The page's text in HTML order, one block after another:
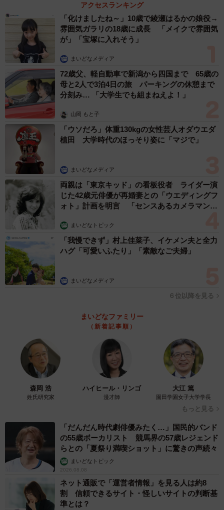
アクセスランキング
「化けましたね～」10歳で綾瀬はるかの娘役→
雰囲気ガラリの18歳に成長 「メイクで雰囲気
が」「宝塚に入れそう」
まいどなメディア
72歳父、軽自動車で新潟から四国まで 65歳の
母と2人で3泊4日の旅 パーキングの休憩まで
分刻み… 「大学生でも組まねえよ！」
山岡 もと子
「ウソだろ」体重130kgの女性芸人オダウエダ
植田 大学時代のほっそり姿に「マジで」
まいどなメディア
両親は「東京キッド」の看板役者 ライダー演
じた42歳元俳優が再婚妻との「ウエディングフ
ォト」計画を明言 「センスあるカメラマン求
まいどなトピック
「我慢できず」村上佳菜子、イケメン夫と全力
ハグ「可愛いふたり」「素敵なご夫婦」
まいどなメディア
６位以降を見る
まいどなファミリー
（新着記事順）
森岡 浩
姓氏研究家
ハイヒール・リンゴ
漫才師
大江 篤
園田学園女子大学学長
もっと見る
「だんだん時代劇俳優みたく…」国民的バンド
の55歳ボーカリスト 競馬界の57歳レジェンド
らとの「夏祭り満喫ショット」に驚きの声続々
まいどなトピック
2026.08.08
ネット通販で「運営者情報」を見る人は約8
割 信頼できるサイト・怪しいサイトの判断基
準とは？